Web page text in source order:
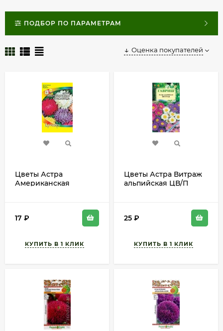
ПОДБОР ПО ПАРАМЕТРАМ
Оценка покупателей
Цветы Астра
Американская
однолетник 60-75см
17 ₽
Цветы Астра Витраж
альпийская ЦВ/П
25 ₽